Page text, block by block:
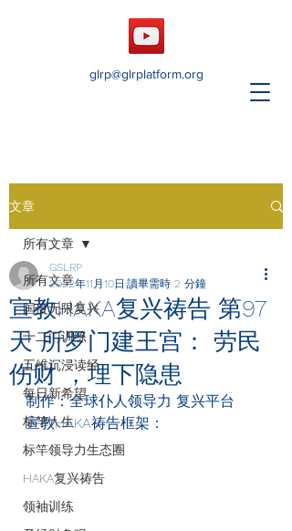
glrp@glrplatform.org
文章
所有文章
国度无限复兴
十二门训练
五维沉浸读经
每日新希望
标竿人生
标竿领导力生态圈
HAKA复兴祷告
领袖训练
所有文章
宣教HAKA复兴祷告 第97
天 所罗门建王宫： 劳民
伤财 ，埋下隐患
GSLRP
2022年11月10日 讀畢需時 2 分鐘
制作：全球仆人领导力 复兴平台
宣教HAKA祷告框架：